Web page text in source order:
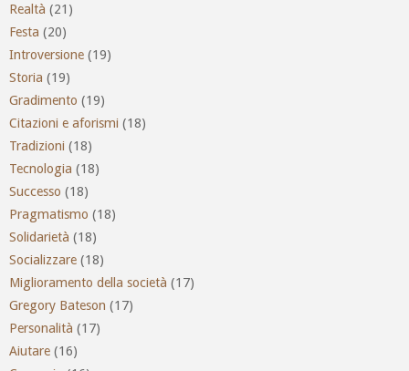
Realtà (21)
Festa (20)
Introversione (19)
Storia (19)
Gradimento (19)
Citazioni e aforismi (18)
Tradizioni (18)
Tecnologia (18)
Successo (18)
Pragmatismo (18)
Solidarietà (18)
Socializzare (18)
Miglioramento della società (17)
Gregory Bateson (17)
Personalità (17)
Aiutare (16)